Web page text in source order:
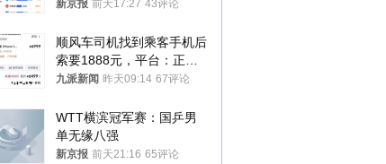
新京报 前天17:27 43评论
顺风车司机找到乘客手机后
索要1888元，平台：正和
司机沟通协商
九派新闻 昨天09:14 67评论
WTT横滨冠军赛：国乒男
单无缘八强
新京报 前天21:16 65评论